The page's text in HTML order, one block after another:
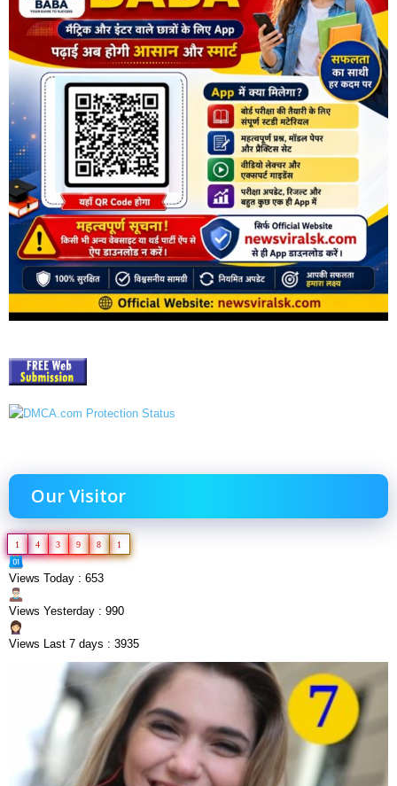
Our Visitor
1 4 3 9 8 1
Views Today : 653
Views Yesterday : 990
Views Last 7 days : 3935